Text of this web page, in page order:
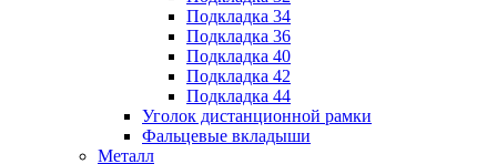
Подкладка 34
Подкладка 36
Подкладка 40
Подкладка 42
Подкладка 44
Уголок дистанционной рамки
Фальцевые вкладыши
Металл